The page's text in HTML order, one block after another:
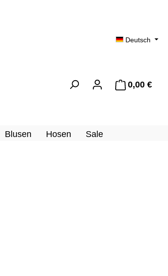
Deutsch
0,00 €
Blusen Hosen Sale